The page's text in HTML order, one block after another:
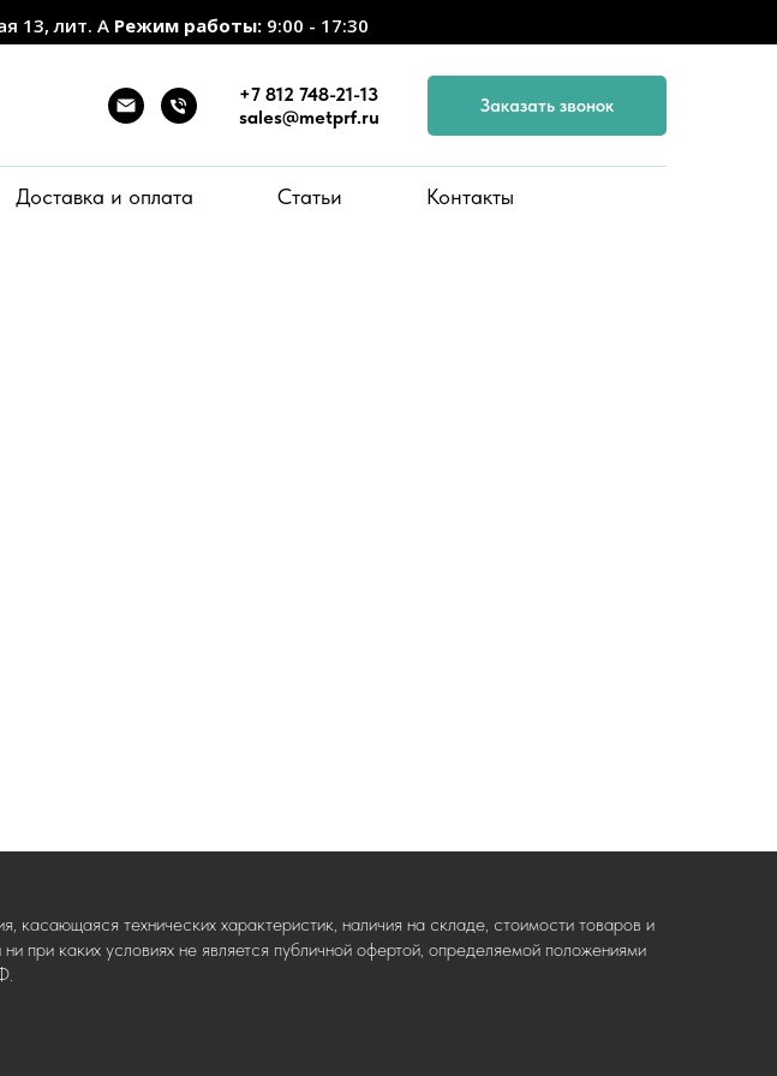
13, лит. А Режим работы: 9:00 - 17:30
+7 812 748-21-13
sales@metprf.ru
Заказать звонок
Доставка и оплата Статьи Контакты
касающаяся технических характеристик, наличия на складе, стоимости товаров и
при каких условиях не является публичной офертой, определяемой положениями